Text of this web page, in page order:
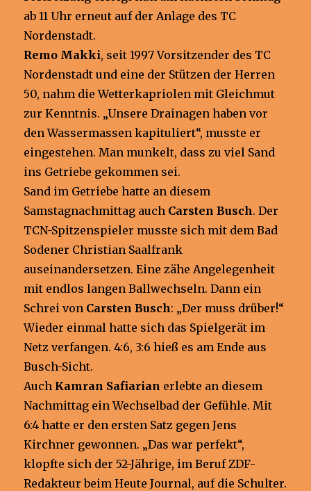
ab 11 Uhr erneut auf der Anlage des TC
Nordenstadt.
Remo Makki, seit 1997 Vorsitzender des TC
Nordenstadt und eine der Stützen der Herren
50, nahm die Wetterkapriolen mit Gleichmut
zur Kenntnis. „Unsere Drainagen haben vor
den Wassermassen kapituliert“, musste er
eingestehen. Man munkelt, dass zu viel Sand
ins Getriebe gekommen sei.
Sand im Getriebe hatte an diesem
Samstagnachmittag auch Carsten Busch. Der
TCN-Spitzenspieler musste sich mit dem Bad
Sodener Christian Saalfrank
auseinandersetzen. Eine zähe Angelegenheit
mit endlos langen Ballwechseln. Dann ein
Schrei von Carsten Busch: „Der muss drüber!“
Wieder einmal hatte sich das Spielgerät im
Netz verfangen. 4:6, 3:6 hieß es am Ende aus
Busch-Sicht.
Auch Kamran Safiarian erlebte an diesem
Nachmittag ein Wechselbad der Gefühle. Mit
6:4 hatte er den ersten Satz gegen Jens
Kirchner gewonnen. „Das war perfekt“,
klopfte sich der 52-Jährige, im Beruf ZDF-
Redakteur beim Heute Journal, auf die Schulter.